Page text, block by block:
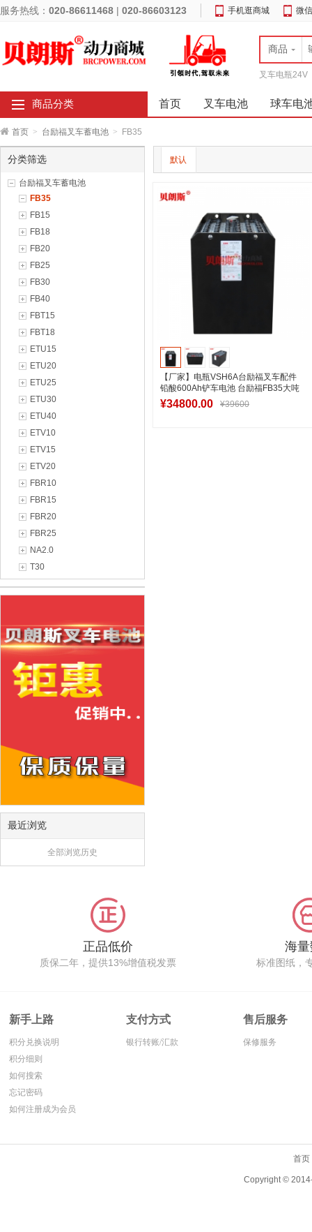
服务热线： 020-86611468 | 020-86603123 手机逛商城 微
商品
叉车电瓶24V
商品分类 首页 叉车电池 球车电
首页 > 台励福叉车蓄电池 > FB35
分类筛选
台励福叉车蓄电池
FB35
FB15
FB18
FB20
FB25
FB30
FB40
FBT15
FBT18
ETU15
ETU20
ETU25
ETU30
ETU40
ETV10
ETV15
ETV20
FBR10
FBR15
FBR20
FBR25
NA2.0
T30
最近浏览
全部浏览历史
默认
【厂家】电瓶VSH6A台励福叉车配件
铅酸600Ah铲车电池 台励福FB35大吨
位叉车电瓶80V
¥34800.00 ¥39600
正品低价
质保二年，提供13%增值税发票
海
标准图纸，
新手上路
积分兑换说明
积分细则
如何搜索
忘记密码
如何注册成为会员
支付方式
银行转账/汇款
售后服务
保修服务
首页
Copyright ©